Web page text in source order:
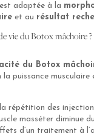
adaptée à la
et au résultat
vie du Botox mâchoire ?
du Botox
la puissance
répétition des
masséter diminue
d’un traitement à